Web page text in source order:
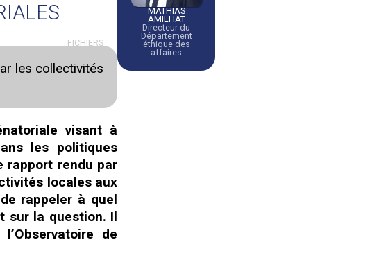
FICHIERS
les collectivités
visant à
les politiques
rapport rendu par
locales aux
rappeler à quel
sur la question. Il
de
MATHIAS
AMILHAT
Directeur du
Département
éthique des
affaires